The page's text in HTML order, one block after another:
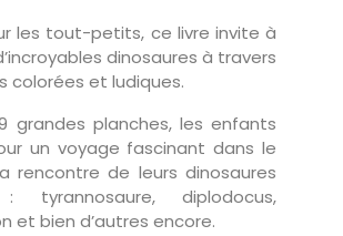
les tout-petits, ce livre invite à
dinosaures à travers
colorées et ludiques.
grandes planches, les enfants
un voyage fascinant dans le
rencontre de leurs dinosaures
tyrannosaure, diplodocus,
et bien d’autres encore.